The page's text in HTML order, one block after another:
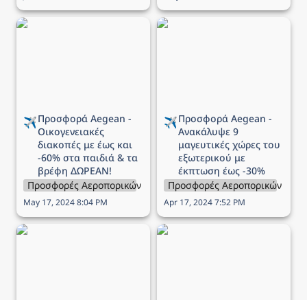
Προσφορά Aegean -
✈️
Οικογενειακές
διακοπές με έως και
-60% στα παιδιά & τα
βρέφη ΔΩΡΕΑΝ!
Προσφορές Αεροπορικών Εταιρειών
May 17, 2024 8:04 PM
Προσφορά Aegean -
✈️Προσφορά Aegean -
Ανακάλυψε 9
μαγευτικές χώρες του
εξωτερικού με
έκπτωση έως -30%
Προσφορές Αεροπορικών
Apr 17, 2024 7:52 PM
Προσφορά Aegean - 9
Προσφορά Ryanair -